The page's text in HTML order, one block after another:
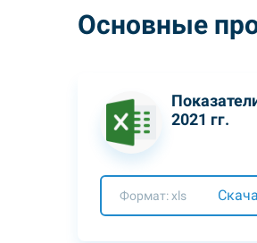
Основные
2021 гг.
Формат: xls